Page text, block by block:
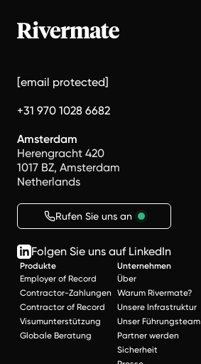
[email protected]
+31 970 1028 6682
Amsterdam
Herengracht 420
1017 BZ, Amsterdam
Netherlands
Rufen Sie uns an
Folgen Sie uns auf LinkedIn
Produkte
Employer of Record
Contractor-Zahlungen
Contractor of Record
Visumunterstützung
Globale Beratung
Unternehmen
Über
Warum Rivermate?
Unsere Infrastruktur
Unser Führungsteam
Partner werden
Sicherheit